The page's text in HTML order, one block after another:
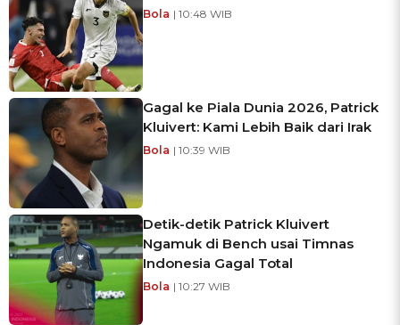
Bola | 10:48 WIB
Gagal ke Piala Dunia 2026, Patrick
Kluivert: Kami Lebih Baik dari Irak
Bola | 10:39 WIB
Detik-detik Patrick Kluivert
Ngamuk di Bench usai Timnas
Indonesia Gagal Total
Bola | 10:27 WIB